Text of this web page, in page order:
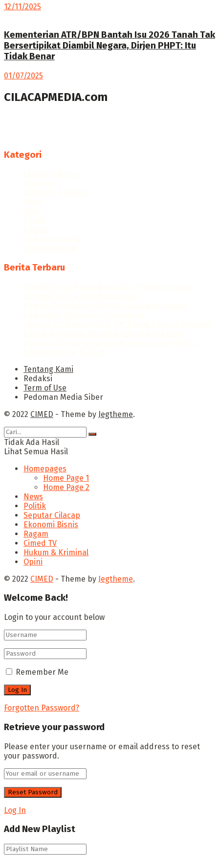
12/11/2025
Kementerian ATR/BPN Bantah Isu 2026 Tanah Tak
Bersertipikat Diambil Negara, Dirjen PHPT: Itu
Tidak Benar
01/07/2025
CILACAPMEDIA.com
Kategori
Berita Terbaru
Tentang Kami
Redaksi
Term of Use
Pedoman Media Siber
© 2022 CIMED - Theme by Jegtheme.
Tidak Ada Hasil
Lihat Semua Hasil
Homepages
Home Page 1
Home Page 2
News
Politik
Seputar Cilacap
Ekonomi Bisnis
Ragam
Cimed TV
Hukum & Kriminal
Opini
© 2022 CIMED - Theme by Jegtheme.
Welcome Back!
Login to your account below
Remember Me
Forgotten Password?
Retrieve your password
Please enter your username or email address to reset
your password.
Log In
Add New Playlist